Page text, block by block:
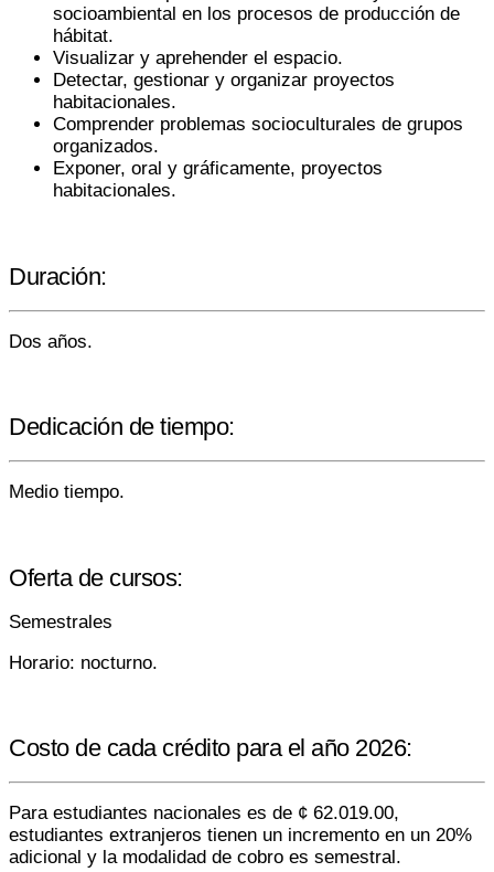
socioambiental en los procesos de producción de
hábitat.
Visualizar y aprehender el espacio.
Detectar, gestionar y organizar proyectos
habitacionales.
Comprender problemas socioculturales de grupos
organizados.
Exponer, oral y gráficamente, proyectos
habitacionales.
Duración:
Dos años.
Dedicación de tiempo:
Medio tiempo.
Oferta de cursos:
Semestrales
Horario: nocturno.
Costo de cada crédito para el año 2026:
Para estudiantes nacionales es de ¢ 62.019.00,
estudiantes extranjeros tienen un incremento en un 20%
adicional y la modalidad de cobro es semestral.